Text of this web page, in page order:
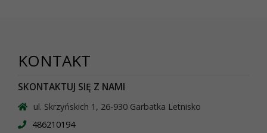
KONTAKT
SKONTAKTUJ SIĘ Z NAMI
ul. Skrzyńskich 1, 26-930 Garbatka Letnisko
486210194